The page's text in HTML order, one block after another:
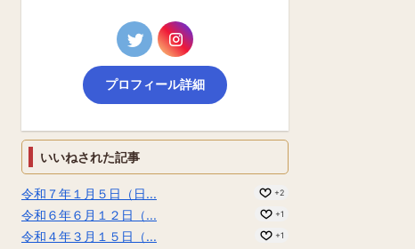
プロフィール詳細
いいねされた記事
令和７年１月５日（日... +2
令和６年６月１２日（... +1
令和４年３月１５日（... +1